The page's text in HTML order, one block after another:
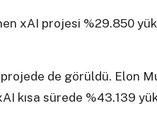
xAI projesi %29.850
de görüldü. Elon
kısa sürede %43.139